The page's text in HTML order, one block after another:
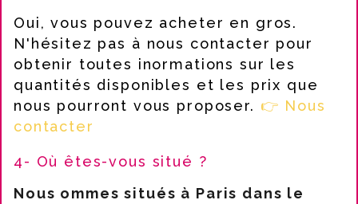
Oui, vous pouvez acheter en gros.
N'hésitez pas à nous contacter pour
obtenir toutes inormations sur les
quantités disponibles et les prix que
nous pourront vous proposer. 👉 Nous
contacter
4- Où êtes-vous situé ?
Nous ommes situés à Paris dans le